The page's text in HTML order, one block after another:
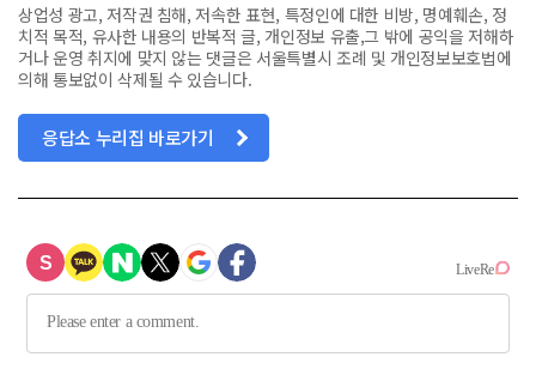
상업성 광고, 저작권 침해, 저속한 표현, 특정인에 대한 비방, 명예훼손, 정
치적 목적, 유사한 내용의 반복적 글, 개인정보 유출,그 밖에 공익을 저해하
거나 운영 취지에 맞지 않는 댓글은 서울특별시 조례 및 개인정보보호법에
의해 통보없이 삭제될 수 있습니다.
응답소 누리집 바로가기